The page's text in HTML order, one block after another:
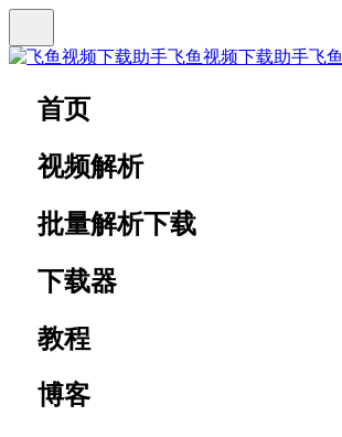
飞鱼视频下载助手飞鱼
首页
视频解析
批量解析下载
下载器
教程
博客